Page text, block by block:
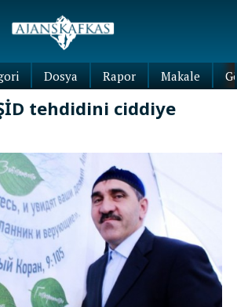
Dosya Rapor Makale
tehdidini ciddiye